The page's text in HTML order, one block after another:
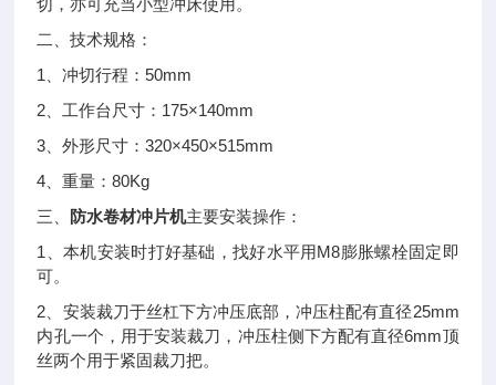
切，亦可充当小型冲床使用。
二、技术规格：
1 、冲切行程：50mm
2 、工作台尺寸： 175×140mm
3 、外形尺寸：320×450×515mm
4 、重量：80Kg
三、 防水卷材冲片机主要安装操作：
1 、本机安装时打好基础，找好水平用M8膨胀螺栓固定即
可。
2 、安装裁刀于丝杠下方冲压底部，冲压柱配有直径25mm
内孔一个，用于安装裁刀，冲压柱侧下方配有直径6mm顶
丝两个用于紧固裁刀把。